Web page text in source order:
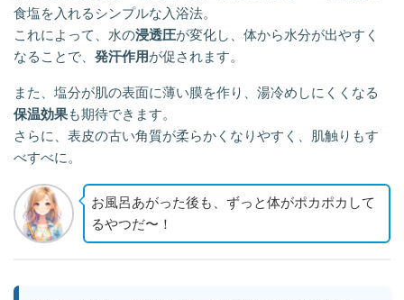
食塩を入れるシンプルな入浴法。
これによって、水の浸透圧が変化し、体から水分が出やすく
なることで、 発汗作用が促されます。
また、塩分が肌の表面に薄い膜を作り、湯冷めしにくくなる
保温効果も期待できます。
さらに、表皮の古い角質が柔らかくなりやすく、肌触りもす
べすべに。
お風呂あがった後も、ずっと体がポカポカして
るやつだ〜！